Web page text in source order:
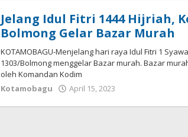
Jelang Idul Fitri 1444 Hijriah,
Bolmong Gelar Bazar Murah
KOTAMOBAGU-Menjelang hari raya Idul Fitri 1
1303/Bolmong menggelar Bazar murah. Bazar
oleh Komandan Kodim
Kotamobagu
April 15, 2023